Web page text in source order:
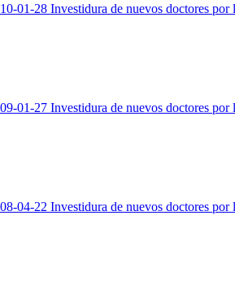
01-28 Investidura de nuevos doctores
01-27 Investidura de nuevos doctores
04-22 Investidura de nuevos doctores